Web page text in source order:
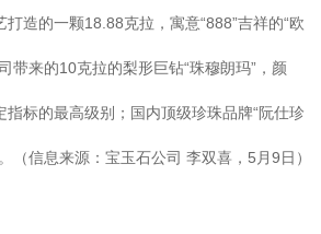
造的一颗18.88克拉，寓意“888”吉祥的“欧
带来的10克拉的梨形巨钻“珠穆朗玛”，颜
标的最高级别；国内顶级珍珠品牌“阮仕珍
（信息来源：宝玉石公司 李双喜，5月9日）